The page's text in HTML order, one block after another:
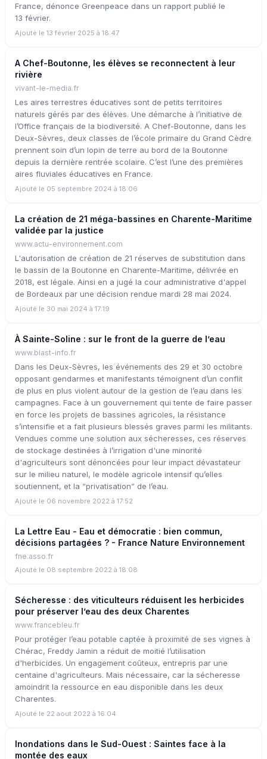
France, dénonce Greenpeace dans un rapport publié le
13 février.
Ajouté le 13 février 2025 à 18:47
A Chef-Boutonne, les élèves se reconnectent à leur
rivière
vivant-le-media.fr
Les aires terrestres éducatives sont de petits territoires
naturels gérés par des élèves. Une démarche à l’initiative de
l’Office français de la biodiversité. A Chef-Boutonne, dans les
Deux-Sèvres, deux classes de l’école primaire du Grand Cèdre
prennent soin d’un lopin de terre au bord de la Boutonne
depuis la dernière rentrée scolaire. C’est l’une des premières
aires fluviales éducatives en France.
Ajouté le 05 septembre 2024 à 18:06
La création de 21 méga-bassines en Charente-Maritime
validée par la justice
www.actu-environnement.com
L'autorisation de création de 21 réserves de substitution dans
le bassin de la Boutonne en Charente-Maritime, délivrée en
2018, est légale. Ainsi en a jugé la cour administrative d'appel
de Bordeaux par une décision rendue mardi 28 mai 2024.
Ajouté le 30 mai 2024 à 17:19
À Sainte-Soline : sur le front de la guerre de l’eau
www.blast-info.fr
Dans les Deux-Sèvres, les événements des 29 et 30 octobre
opposant gendarmes et manifestants témoignent d’un conflit
de plus en plus violent autour de la gestion de l’eau dans les
campagnes. Face à un gouvernement qui tente de faire passer
en force les projets de bassines agricoles, la résistance
s’intensifie et a fait plusieurs blessés graves parmi les militants.
Vendues comme une solution aux sécheresses, ces réserves
de stockage destinées à l’irrigation d'une minorité
d'agriculteurs sont dénoncées pour leur impact dévastateur
sur le milieu naturel, le modèle agricole intensif qu’elles
soutiennent, et la “privatisation” de l’eau.
Ajouté le 06 novembre 2022 à 17:52
La Lettre Eau - Eau et démocratie : bien commun,
décisions partagées ? - France Nature Environnement
fne.asso.fr
Ajouté le 08 septembre 2022 à 18:08
Sécheresse : des viticulteurs réduisent les herbicides
pour préserver l’eau des deux Charentes
www.francebleu.fr
Pour protéger l’eau potable captée à proximité de ses vignes à
Chérac, Freddy Jamin a réduit de moitié l’utilisation
d'herbicides. Un engagement coûteux, entrepris par une
centaine d'agriculteurs. Mais nécessaire, car la sécheresse
amoindrit la ressource en eau disponible dans les deux
Charentes.
Ajouté le 22 aout 2022 à 16:04
Inondations dans le Sud-Ouest : Saintes face à la
montée des eaux